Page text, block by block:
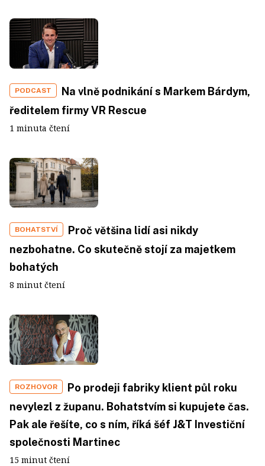
PODCAST
Na vlně podnikání s Markem Bárdym,
ředitelem firmy VR Rescue
1 minuta čtení
BOHATSTVÍ
Proč většina lidí asi nikdy
nezbohatne. Co skutečně stojí za majetkem
bohatých
8 minut čtení
ROZHOVOR
Po prodeji fabriky klient půl roku
nevylezl z županu. Bohatstvím si kupujete čas.
Pak ale řešíte, co s ním, říká šéf J&T Investiční
společnosti Martinec
15 minut čtení